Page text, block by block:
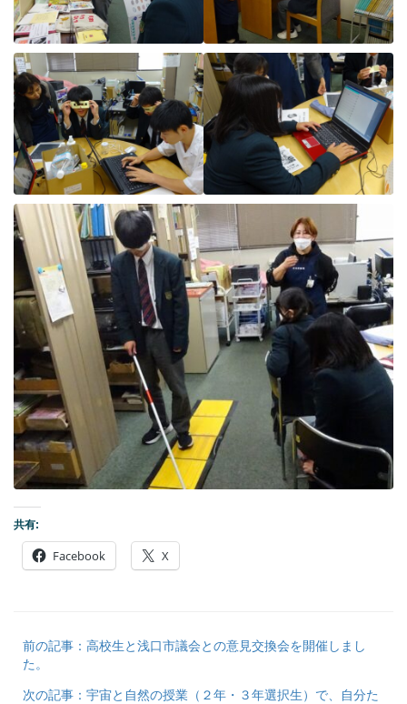
共有:
Facebook X
前の記事：高校生と浅口市議会との意見交換会を開催しまし
た。
次の記事：宇宙と自然の授業（２年・３年選択生）で、自分た